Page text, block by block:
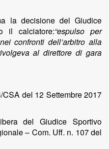
la decisione del Giudice
il calciatore:“espulso per
confronti dell’arbitro alla
al direttore di gara
CSA del 12 Settembre 2017
del Giudice Sportivo
– Com. Uff. n. 107 del